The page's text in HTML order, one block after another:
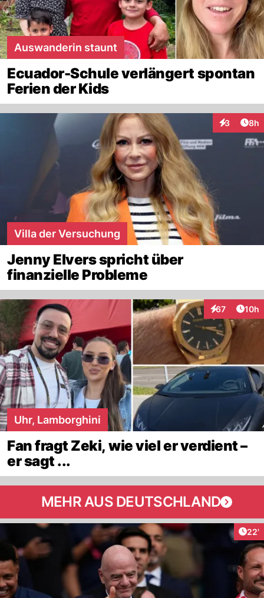
Auswanderin staunt
Ecuador-Schule verlängert spontan
Ferien der Kids
3 8h
Villa der Versuchung
Jenny Elvers spricht über
finanzielle Probleme
67
Interaktionen
10h
Uhr, Lamborghini
Fan fragt Zeki, wie viel er verdient –
er sagt ...
MEHR AUS DEUTSCHLAND
22'